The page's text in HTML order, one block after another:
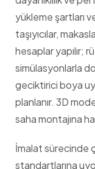
yükleme şartları
taşıyıcılar,
hesaplar yapılır;
simülasyonlarla
geciktirici boya
planlanır. 3D
saha montajına
İmalat sürecinde
standartlarına